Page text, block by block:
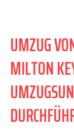
UMZUG
MILTON